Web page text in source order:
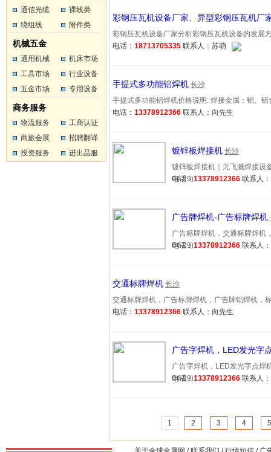
通信光缆
裸线类
绕组线
附件类
机械五金
通用机械
机床市场
工具市场
行业设备
五金市场
专用设备
商务服务
物流服务
工商认证
商旅会展
招聘翻译
投资服务
进出品服
彩钢压瓦机设备厂家、异型彩钢压瓦机厂
彩钢压瓦机设备厂家分析彩钢压瓦机设备的发
电话： 18713705335 联系人：苏萌
手提式多功能铝焊机 长沙
手提式多功能铝焊机价格说明: 焊接金属：铝、
电话： 13378912366 联系人：向先生
镀锌板焊接机 长沙
镀锌板焊接机｜无飞溅焊接
04-29)
电话：13378912366 联系人
广告牌焊机-广告标牌焊机
广告标牌焊机，交通标牌焊
04-29)
电话：13378912366 联系人
交通标牌焊机 长沙
交通标牌焊机，广告标牌焊机，广告牌铝焊机
电话： 13378912366 联系人：向先生
广告字焊机，LED发光字
广告字焊机，LED发光字点
04-29)
电话：13378912366 联系人
1 2 3 4 5